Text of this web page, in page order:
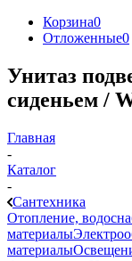
Корзина0
Отложенные0
Унитаз
сиденьем /
Главная
-
Каталог
-
Сантехника
Отопление,
материалы
материалы